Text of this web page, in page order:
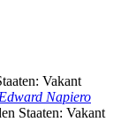
Vakant
Napiero
Staaten: Vakant